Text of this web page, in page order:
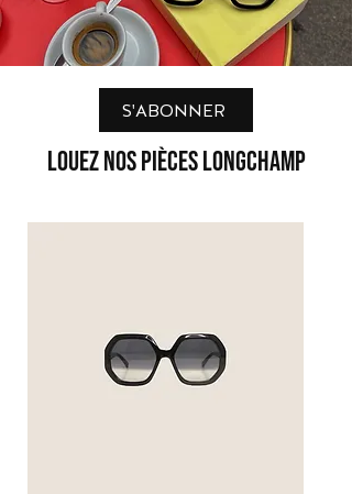
S'ABONNER
LOUEZ NOS Pièces LONGCHAMP